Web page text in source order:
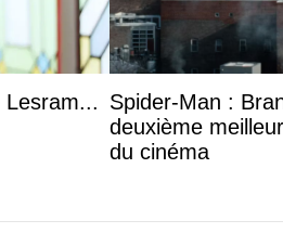
Spider-Man :
deuxième
du cinéma